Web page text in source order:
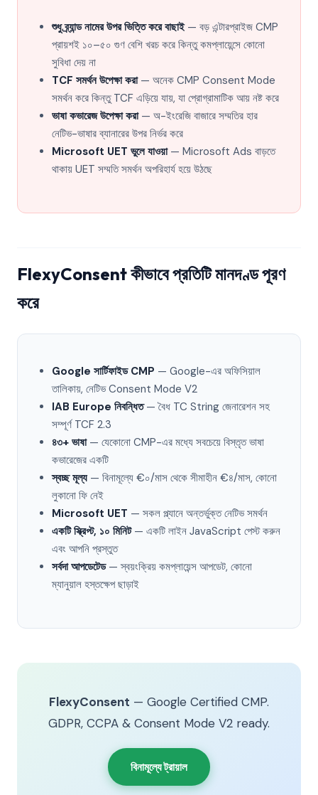
শুধু ব্র্যান্ড নামের উপর ভিত্তি করে বাছাই— বড় এন্টারপ্রাইজ CMP
প্রায়শই ১০–৫০ গুণ বেশি খরচ করে কিন্তু কমপ্লায়েন্সে কোনো
সুবিধা দেয় না
TCF সমর্থন উপেক্ষা করা— অনেক CMP Consent Mode
সমর্থন করে কিন্তু TCF এড়িয়ে যায়, যা প্রোগ্রামাটিক আয় নষ্ট করে
ভাষা কভারেজ উপেক্ষা করা— অ-ইংরেজি বাজারে সম্মতির হার
নেটিভ-ভাষার ব্যানারের উপর নির্ভর করে
Microsoft UET ভুলে যাওয়া— Microsoft Ads বাড়তে
থাকায় UET সম্মতি সমর্থন অপরিহার্য হয়ে উঠছে
FlexyConsent কীভাবে প্রতিটি মানদণ্ড পূরণ
করে
Google সার্টিফাইড CMP — Google-এর অফিসিয়াল
তালিকায়, নেটিভ Consent Mode V2
IAB Europe নিবন্ধিত— বৈধ TC String জেনারেশন সহ
সম্পূর্ণ TCF 2.3
৪৩+ ভাষা— যেকোনো CMP-এর মধ্যে সবচেয়ে বিস্তৃত ভাষা
কভারেজের একটি
স্বচ্ছ মূল্য— বিনামূল্যে €০/মাস থেকে সীমাহীন €৪/মাস, কোনো
লুকানো ফি নেই
Microsoft UET — সকল প্ল্যানে অন্তর্ভুক্ত নেটিভ সমর্থন
একটি স্ক্রিপ্ট, ১০ মিনিট— একটি লাইন JavaScript পেস্ট করুন
এবং আপনি প্রস্তুত
সর্বদা আপডেটেড— স্বয়ংক্রিয় কমপ্লায়েন্স আপডেট, কোনো
ম্যানুয়াল হস্তক্ষেপ ছাড়াই
FlexyConsent — Google Certified CMP.
GDPR, CCPA & Consent Mode V2 ready.
বিনামূল্যে ট্রায়াল